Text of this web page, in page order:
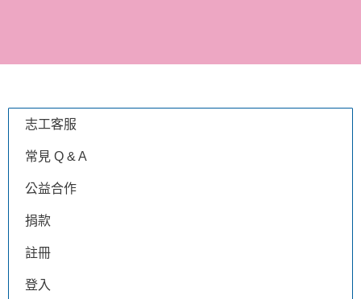
狗協會的愛媽愛爸！
志工客服
常見 Q & A
公益合作
捐款
註冊
登入